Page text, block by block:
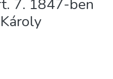
7. 1847-ben